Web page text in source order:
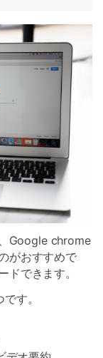
Google chrome
がおすすめで
ドできます。
す。